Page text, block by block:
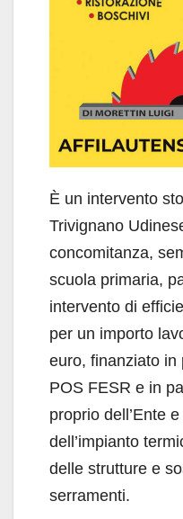
È un intervento
Trivignano
concomitanza,
scuola primaria,
intervento di
per un importo
euro, finanziato in
POS FESR e in
proprio dell’Ente
dell’impianto
delle strutture e
serramenti.